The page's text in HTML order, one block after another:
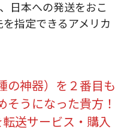
日本への発送をおこ
指定できるアメリカ
の神器）を２番目も
そうになった貴方！
送サービス・購入